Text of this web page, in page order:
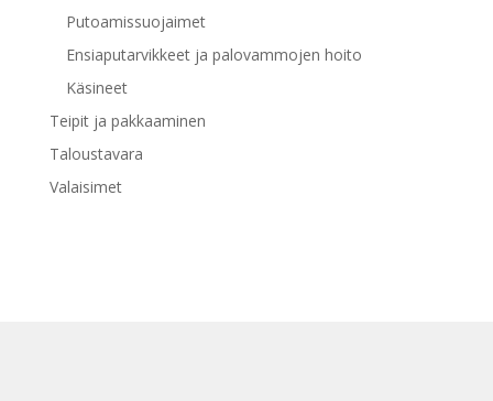
Putoamissuojaimet
Ensiaputarvikkeet ja palovammojen hoito
Käsineet
Teipit ja pakkaaminen
Taloustavara
Valaisimet